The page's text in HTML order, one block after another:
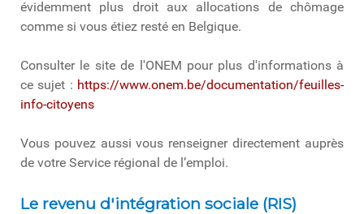
évidemment plus droit aux allocations de chômage
comme si vous étiez resté en Belgique.
Consulter le site de l'ONEM pour plus d'informations à
ce sujet : https://www.onem.be/documentation/feuilles-
info-citoyens
Vous pouvez aussi vous renseigner directement auprès
de votre Service régional de l’emploi.
Le revenu d'intégration sociale (RIS)